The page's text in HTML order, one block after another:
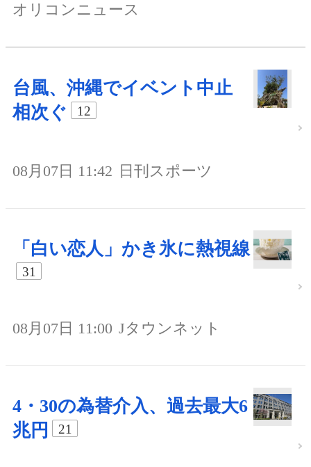
オリコンニュース
台風、沖縄でイベント中止
相次ぐ
12
08月07日 11:42 日刊スポーツ
「白い恋人」かき氷に熱視線
31
08月07日 11:00 Jタウンネット
4・30の為替介入、過去最大6
兆円
21